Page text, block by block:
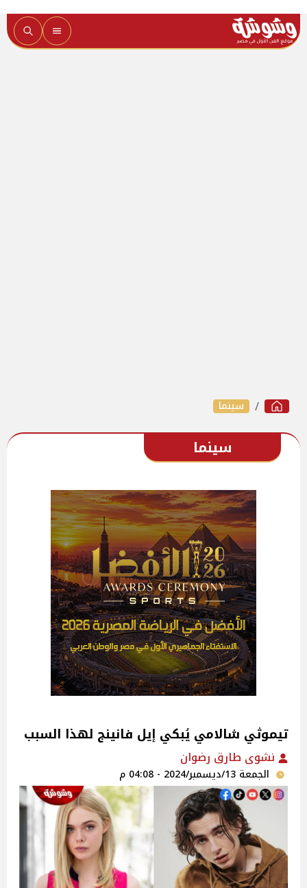
سينما
سينما
تيموثي شالامي يُبكي إيل فانينج لهذا السبب
نشوى طارق رضوان
الجمعة 13/ديسمبر/2024 - 04:08 م